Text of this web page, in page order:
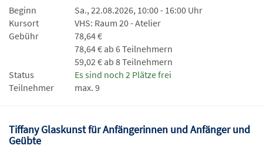
Beginn
Sa., 22.08.2026, 10:00 - 16:00 Uhr
Kursort
VHS: Raum 20 - Atelier
Gebühr
78,64 €
78,64 € ab 6 Teilnehmern
59,02 € ab 8 Teilnehmern
Status
Es sind noch 2 Plätze frei
Teilnehmer
max. 9
Tiffany Glaskunst für Anfängerinnen und Anfänger und
Geübte